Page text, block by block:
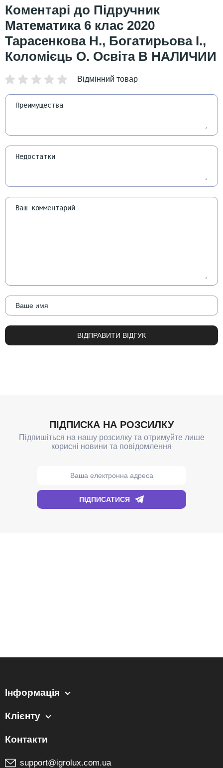
Підручник
Математика 6 клас 2020
Тарасенкова Н., Богатирьова І.,
Коломієць О. Освіта В НАЛИЧИИ
Інформація
Клієнту
support@igrolux.com.ua